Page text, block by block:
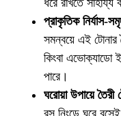
ধরে রাখতে সাহায্য
প্রাকৃতিক নির্যাস-
সমন্বয়ে এই
কিংবা এভোক্যাডো
পারে।
ঘরোয়া উপায়ে তৈরী